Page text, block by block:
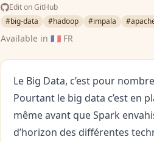
Edit on GitHub
#big-data
#hadoop #impala
Available in 🇫🇷 FR
Le Big Data, c’est pour
Pourtant le big data c’est en
même avant que Spark
d’horizon des différentes